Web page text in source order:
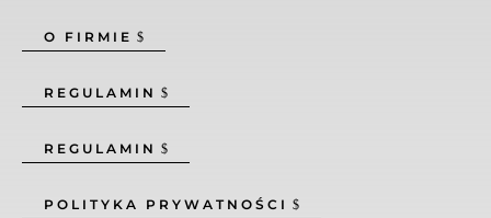
O FIRMIE
REGULAMIN
REGULAMIN
POLITYKA PRYWATNOŚCI